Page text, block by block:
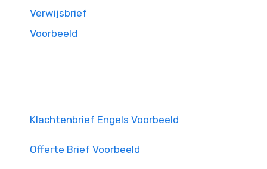
Verwijsbrief
Voorbeeld
Klachtenbrief Engels Voorbeeld
Offerte Brief Voorbeeld